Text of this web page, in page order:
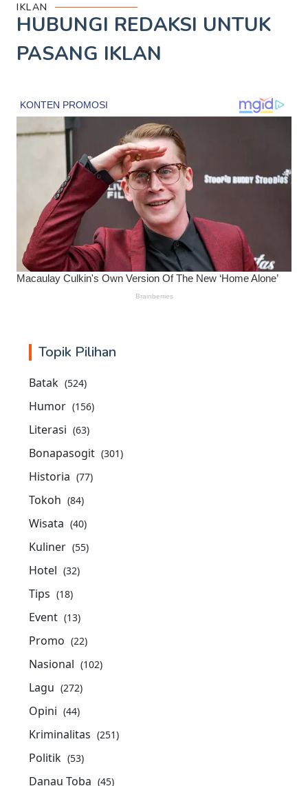
IKLAN
HUBUNGI REDAKSI UNTUK
PASANG IKLAN
Topik Pilihan
Batak (524)
Humor (156)
Literasi (63)
Bonapasogit (301)
Historia (77)
Tokoh (84)
Wisata (40)
Kuliner (55)
Hotel (32)
Tips (18)
Event (13)
Promo (22)
Nasional (102)
Lagu (272)
Opini (44)
Kriminalitas (251)
Politik (53)
Danau Toba (45)